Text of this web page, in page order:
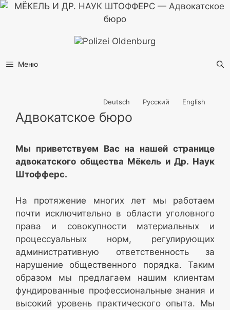
Перейти
Меню
Deutsch Русский English
Адвокатское бюро
Мы приветствуем Вас на нашей странице
адвокатского общества Мёкель и Др. Наук
Штофферс.
На протяжение многих лет мы работаем
почти исключительно в области уголовного
права и совокупности материальных и
процессуальных норм, регулирующих
административную ответственность за
нарушение общественного порядка. Таким
образом мы предлагаем нашим клиентам
фундированные профессиональные знания и
высокий уровень практического опыта. Мы